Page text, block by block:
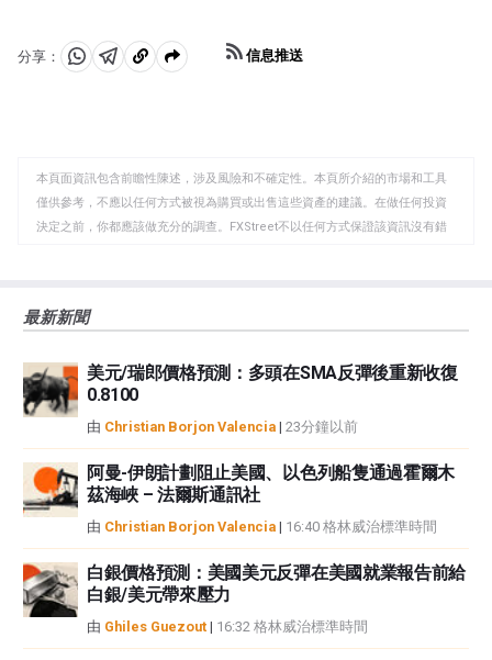
分享：
分 分 複
板
信息推送
本頁面資訊包含前瞻性陳述，涉及風險和不確定性。本頁所介紹的市場和工具
僅供參考，不應以任何方式被視為購買或出售這些資產的建議。在做任何投資
決定之前，你都應該做充分的調查。FXStreet不以任何方式保證該資訊沒有錯
觀點，並不代表FXStreet或其廣告商的官方政策或立場。作者不對本頁連結的
如果文章正文中沒有明確提到，在撰寫本文時，作者在本文中提到的任何股票
中都沒有頭寸，也沒有與文中提到的任何公司有業務關係。除了FXStreet，作
者沒有收到撰寫這篇文章的報酬。
性不作任何陳述。FXStreet和作者將不承擔任何錯誤，遺漏或任何損失，傷害
或損害由此資訊及其顯示或使用引起的。錯誤和遺漏除外。本文作者和
FXStreet並非註冊投資顧問，本文內容無意提供任何投資建議。
最新新聞
美元/瑞郎價格預測：多頭在SMA反彈後重新收復
0.8100
由 Christian Borjon Valencia | 23分鐘以前
阿曼-伊朗計劃阻止美國、以色列船隻通過霍爾木
茲海峽 – 法爾斯通訊社
由 Christian Borjon Valencia | 16:40 格林威治標準時間
白銀價格預測：美國美元反彈在美國就業報告前給
白銀/美元帶來壓力
由 Ghiles Guezout | 16:32 格林威治標準時間